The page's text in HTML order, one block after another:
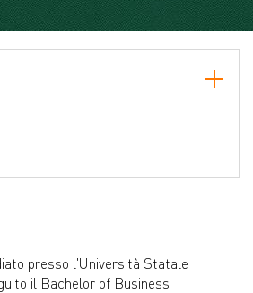
presso l'Università Statale
il Bachelor of Business